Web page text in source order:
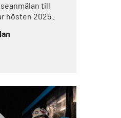
till
hösten 2025 .